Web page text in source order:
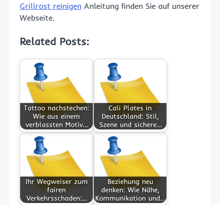
Grillrost reinigen Anleitung finden Sie auf unserer
Webseite.
Related Posts:
Tattoo nachstechen:
Wie aus einem
verblassten Motiv…
Cali Plates in
Deutschland: Stil,
Szene und sichere…
Ihr Wegweiser zum
fairen
Verkehrsschaden:…
Beziehung neu
denken: Wie Nähe,
Kommunikation und…